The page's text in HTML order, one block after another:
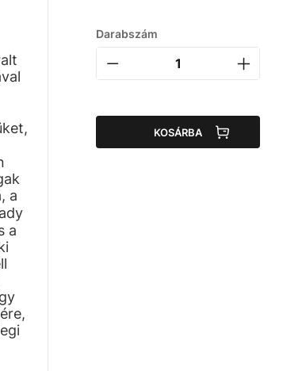
a
a
Darabszám
KOSÁRBA